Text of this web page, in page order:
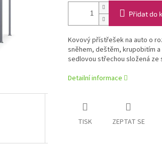
Přidat do
Kovový přístřešek na auto o
sněhem, deštěm, krupobitím
sedlovou střechou složená ze
Detailní informace
TISK ZEPTAT SE